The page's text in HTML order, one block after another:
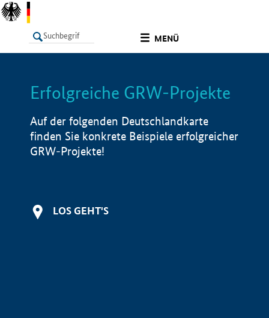
MENÜ
LISTE Info
Erfolgreiche GRW-Projekte
Auf der folgenden Deutschlandkarte
finden Sie konkrete Beispiele erfolgreicher
GRW-Projekte!
LOS GEHT'S